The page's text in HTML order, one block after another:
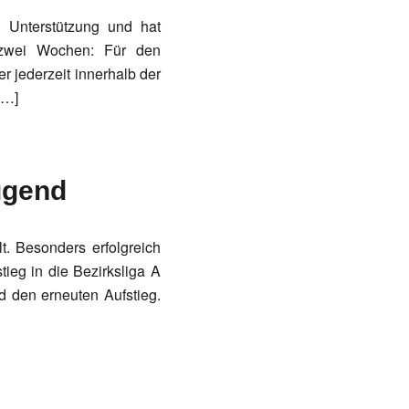
und hat
Wochen: Für den
jederzeit innerhalb der
Besonders erfolgreich
in die Bezirksliga A
den erneuten Aufstieg.